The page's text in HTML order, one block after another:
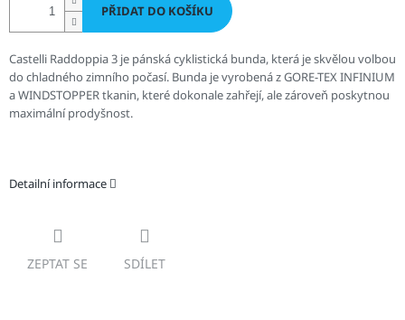
PŘIDAT DO KOŠÍKU
Castelli Raddoppia 3 je pánská cyklistická bunda, která je skvělou volbou
do chladného zimního počasí. Bunda je vyrobená z GORE-TEX INFINIUM
a WINDSTOPPER tkanin, které dokonale zahřejí, ale zároveň poskytnou
maximální prodyšnost.
Detailní informace
ZEPTAT SE SDÍLET